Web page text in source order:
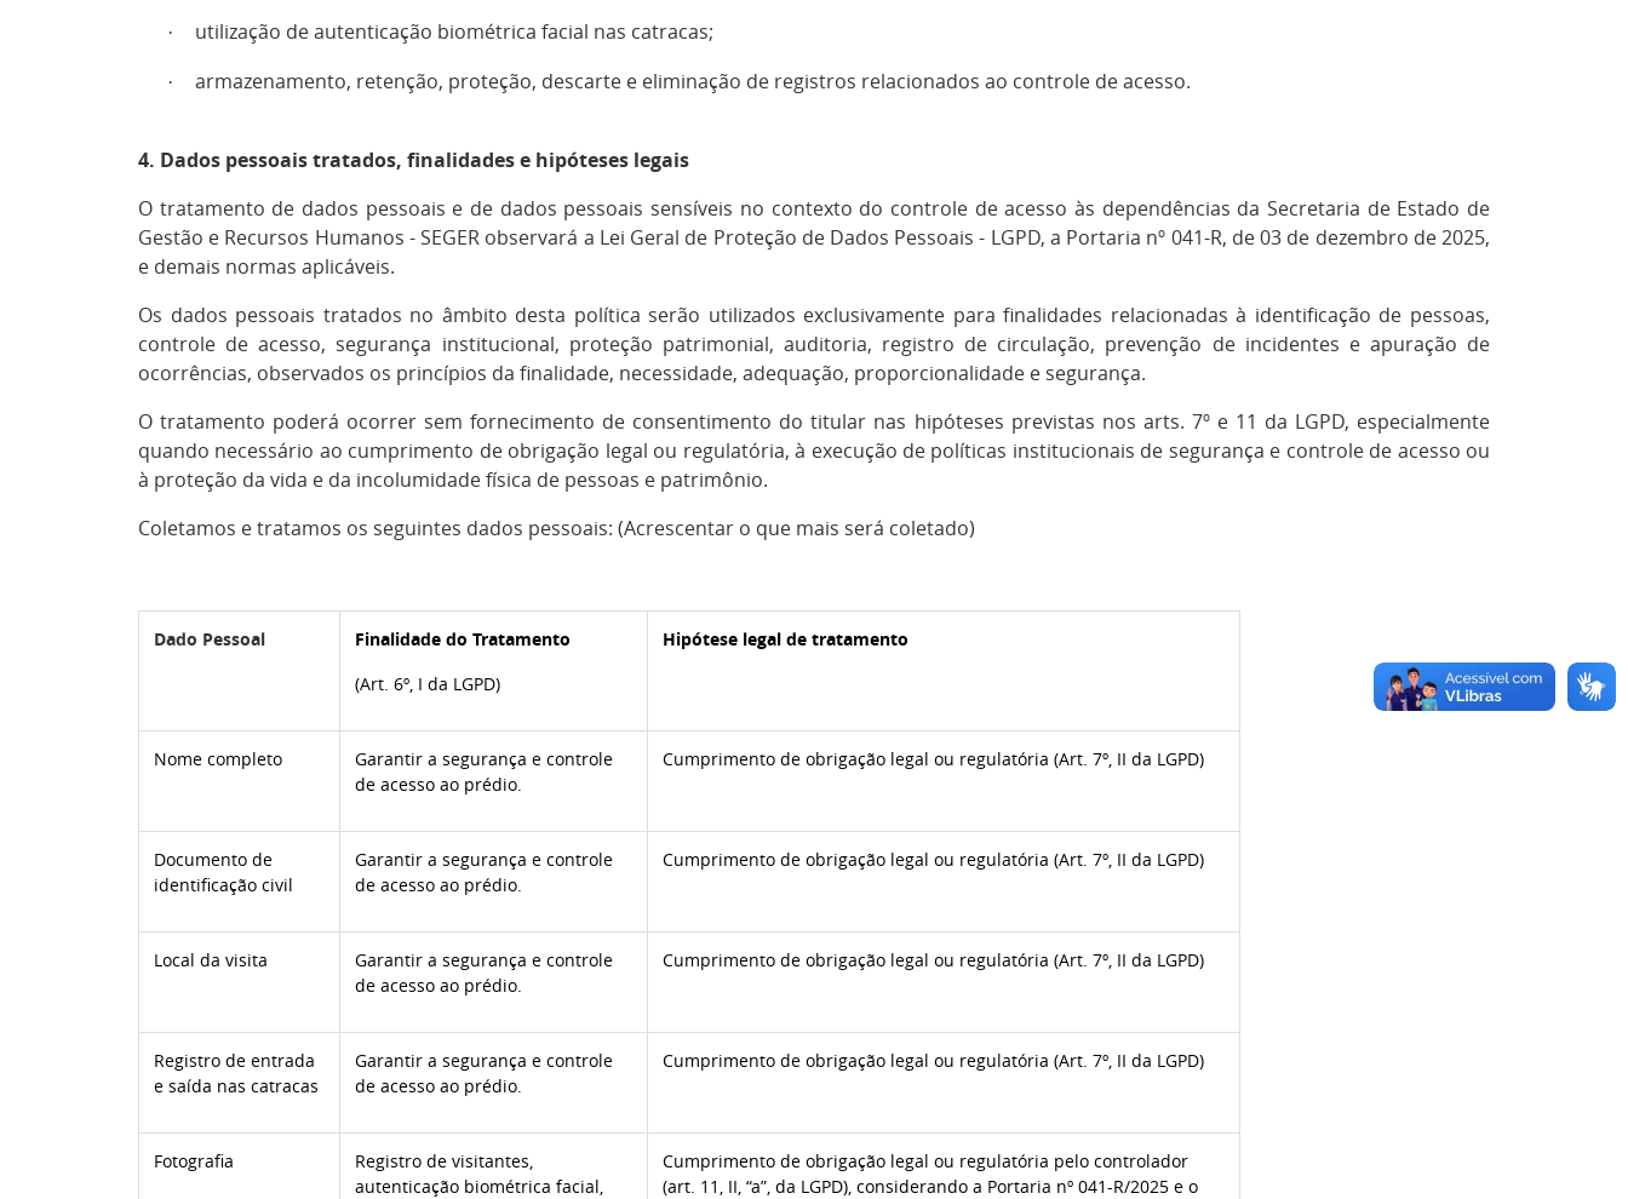
· utilização de autenticação biométrica facial nas catracas;
· armazenamento, retenção, proteção, descarte e eliminação de registros relacionados ao controle de acesso.
4. Dados pessoais tratados, finalidades e hipóteses legais
O tratamento de dados pessoais e de dados pessoais sensíveis no contexto do controle de acesso às dependências da Secretaria de Estado de
Gestão e Recursos Humanos - SEGER observará a Lei Geral de Proteção de Dados Pessoais - LGPD, a Portaria nº 041-R, de 03 de dezembro de 2025,
e demais normas aplicáveis.
Os dados pessoais tratados no âmbito desta política serão utilizados exclusivamente para finalidades relacionadas à identificação de pessoas,
controle de acesso, segurança institucional, proteção patrimonial, auditoria, registro de circulação, prevenção de incidentes e apuração de
ocorrências, observados os princípios da finalidade, necessidade, adequação, proporcionalidade e segurança.
O tratamento poderá ocorrer sem fornecimento de consentimento do titular nas hipóteses previstas nos arts. 7º e 11 da LGPD, especialmente
quando necessário ao cumprimento de obrigação legal ou regulatória, à execução de políticas institucionais de segurança e controle de acesso ou
à proteção da vida e da incolumidade física de pessoas e patrimônio.
Coletamos e tratamos os seguintes dados pessoais: (Acrescentar o que mais será coletado)
Dado Pessoal
Finalidade do Tratamento
(Art. 6º, I da LGPD)
Hipótese legal de tratamento
Nome completo
Garantir a segurança e controle
de acesso ao prédio.
Cumprimento de obrigação legal ou regulatória (Art. 7º, II da LGPD)
Documento de
identificação civil
Garantir a segurança e controle
de acesso ao prédio.
Cumprimento de obrigação legal ou regulatória (Art. 7º, II da LGPD)
Local da visita
Garantir a segurança e controle
de acesso ao prédio.
Cumprimento de obrigação legal ou regulatória (Art. 7º, II da LGPD)
Registro de entrada
e saída nas catracas
Garantir a segurança e controle
de acesso ao prédio.
Cumprimento de obrigação legal ou regulatória (Art. 7º, II da LGPD)
Fotografia
Registro de visitantes,
autenticação biométrica facial,
Cumprimento de obrigação legal ou regulatória pelo controlador
(art. 11, II, “a”, da LGPD), considerando a Portaria nº 041-R/2025 e o